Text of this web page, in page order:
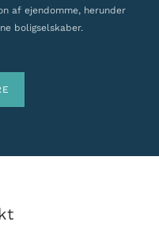
af ejendomme, herunder
boligselskaber.